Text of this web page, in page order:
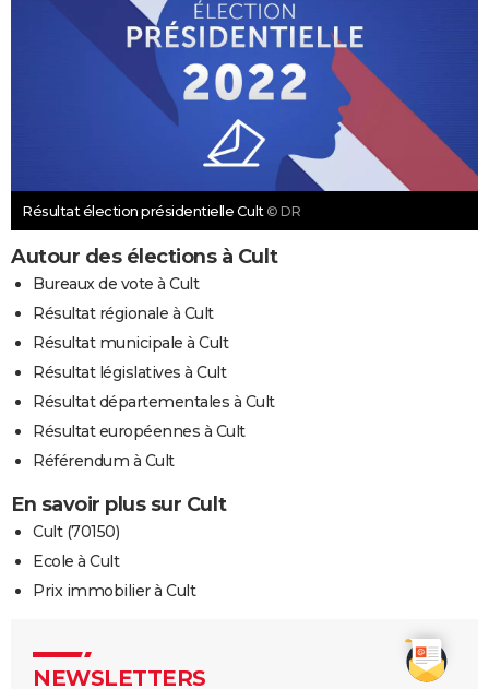
Résultat élection présidentielle Cult © DR
Autour des élections à Cult
Bureaux de vote à Cult
Résultat régionale à Cult
Résultat municipale à Cult
Résultat législatives à Cult
Résultat départementales à Cult
Résultat européennes à Cult
Référendum à Cult
En savoir plus sur Cult
Cult (70150)
Ecole à Cult
Prix immobilier à Cult
NEWSLETTERS